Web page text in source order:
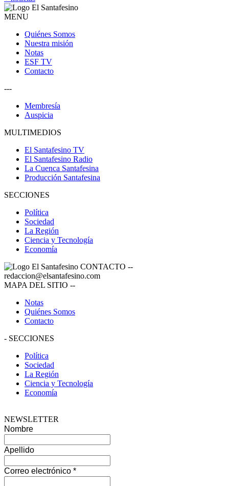
MENU
Quiénes Somos
Nuestra misión
Notas
ESF TV
Contacto
---
Membresía
Auspicia
MULTIMEDIOS
El Santafesino TV
El Santafesino Radio
La Cuenca Santafesina
Producción Santafesina
SECCIONES
Política
Sociedad
La Región
Ciencia y Tecnología
Economía
CONTACTO --
redaccion@elsantafesino.com
MAPA DEL SITIO --
Notas
Quiénes Somos
Contacto
- SECCIONES
Política
Sociedad
La Región
Ciencia y Tecnología
Economía
NEWSLETTER
Nombre
Apellido
Correo electrónico *